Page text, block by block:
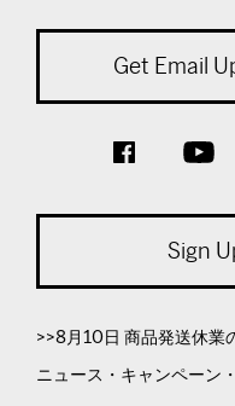
Get Email
Sign
>>8月10日 商品発送休業
ニュース・キャンペーン